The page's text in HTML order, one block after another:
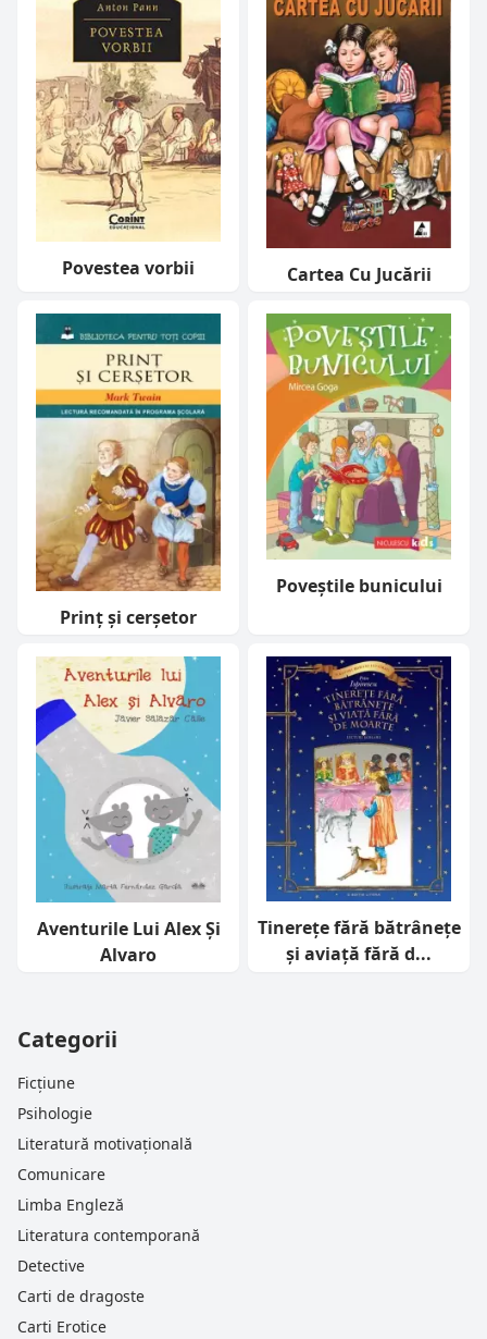
Povestea vorbii Cartea Cu Jucării
Prinț și cerșetor
Poveştile bunicului
Aventurile Lui Alex Și
Alvaro
Tinerețe fără bătrânețe
și aviață fără d...
Categorii
Ficțiune
Psihologie
Literatură motivațională
Comunicare
Limba Engleză
Literatura contemporană
Detective
Carti de dragoste
Carti Erotice